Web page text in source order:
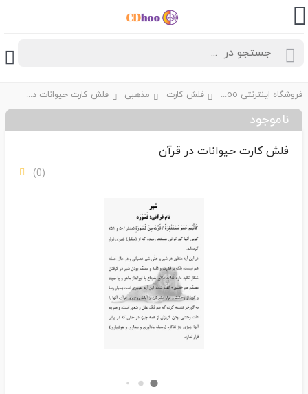
فروشگاه اینترنتی CDhoo فلش کارت مذهبی فلش کارت حیوانات در قرآن
ناموجود
فلش کارت حیوانات در قرآن
(0)